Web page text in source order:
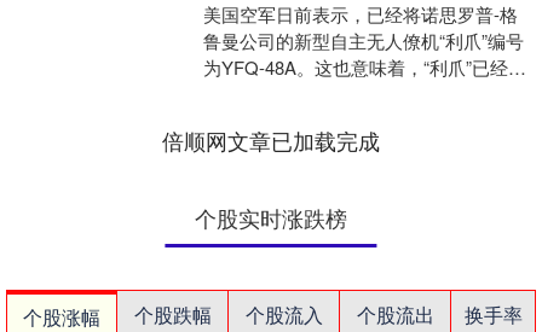
美国空军日前表示，已经将诺思罗普-格
鲁曼公司的新型自主无人僚机“利爪”编号
为YFQ-48A。这也意味着，“利爪”已经成
倍顺网文章已加载完成
个股实时涨跌榜
个股涨幅 个股跌幅 个股流入 个股流出
换手率